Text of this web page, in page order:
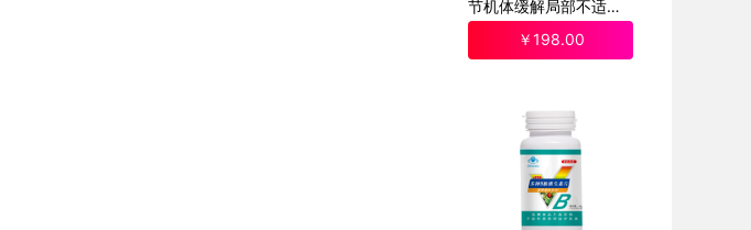
节机体缓解局部不适增
强健康保健液
￥198.00